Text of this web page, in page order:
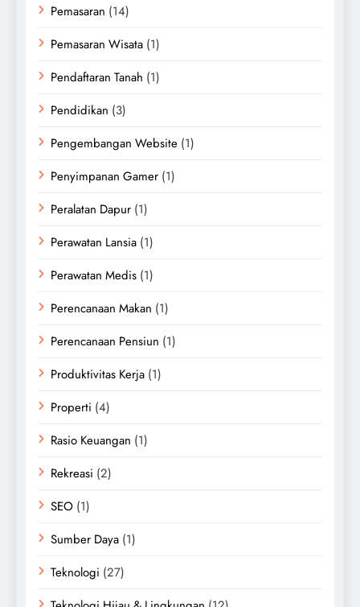
Pemasaran (14)
Pemasaran Wisata (1)
Pendaftaran Tanah (1)
Pendidikan (3)
Pengembangan Website (1)
Penyimpanan Gamer (1)
Peralatan Dapur (1)
Perawatan Lansia (1)
Perawatan Medis (1)
Perencanaan Makan (1)
Perencanaan Pensiun (1)
Produktivitas Kerja (1)
Properti (4)
Rasio Keuangan (1)
Rekreasi (2)
SEO (1)
Sumber Daya (1)
Teknologi (27)